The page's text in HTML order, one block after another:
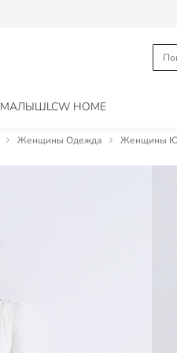
МАЛЫШLCW HOME
Женщины Одежда Женщины